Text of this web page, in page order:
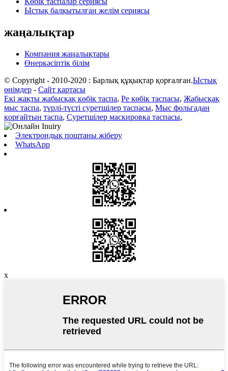
Ыстық балқытылған желім сериясы
жаңалықтар
Компания жаңалықтары
Өнеркәсіптік білім
© Copyright - 2010-2020 : Барлық құқықтар қорғалған.Ыстық
өнімдер - Сайт картасы
Екі жақты жабысқақ көбік таспа, Pe көбік таспасы, Жабысқақ
мыс таспа, түрлі-түсті суретшілер таспасы, Мыс фольгадан
қорғайтын таспа, Суретшілер маскировка таспасы,
Электрондық поштаны жіберу
WhatsApp
x